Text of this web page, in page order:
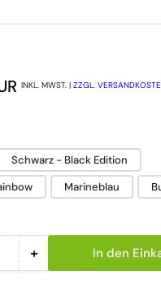
INKL. MWST. | ZZGL.
Schwarz - Black Edition
Marineblau
für 3M
+Menge erhöhen
In den